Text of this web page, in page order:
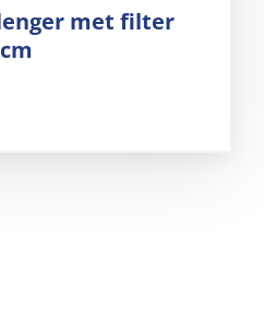
met filter